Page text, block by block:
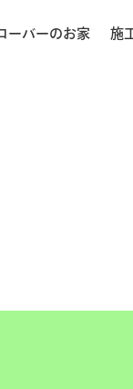
ーバーのお家 施